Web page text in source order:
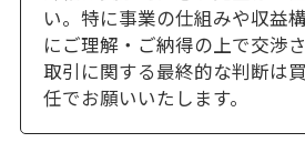
い。特に事業の仕組みや収益
にご理解・ご納得の上で交渉
取引に関する最終的な判断は
任でお願いいたします。